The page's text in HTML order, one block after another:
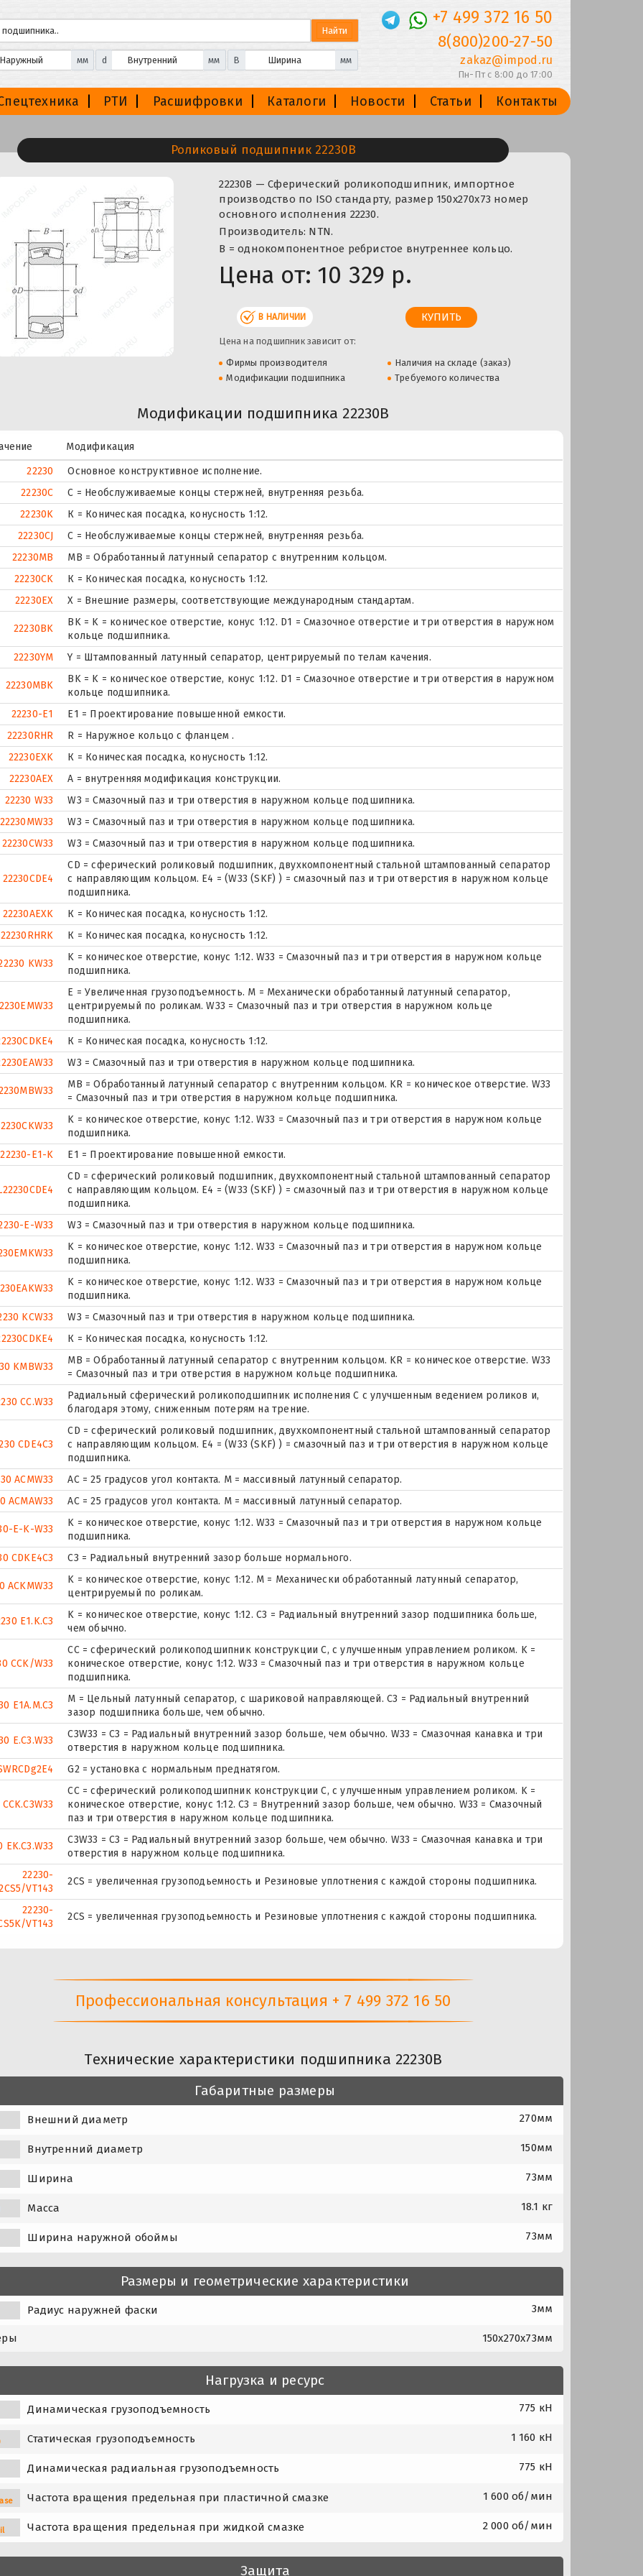
мм d мм B мм
+7 499 372 16 50
8(800)200-27-50
zakaz@impod.ru
Пн-Пт с 8:00 до 17:00
РТИ Расшифровки Каталоги Новости Статьи Контакты
Роликовый подшипник 22230B
22230B — Сферический роликоподшипник, импортное
производство по ISO стандарту, размер 150x270x73 номер
основного исполнения 22230.
Производитель: NTN.
B = однокомпонентное ребристое внутреннее кольцо.
Цена от: 10 329 р.
В НАЛИЧИИ
Цена на подшипник зависит от:
Фирмы производителя
Наличия на складе (заказ)
Модификации подшипника
Требуемого количества
Модификации подшипника 22230B
Модификация
22230
Основное конструктивное исполнение.
22230C
С = Необслуживаемые концы стержней, внутренняя резьба.
22230K
К = Коническая посадка, конусность 1:12.
22230CJ
С = Необслуживаемые концы стержней, внутренняя резьба.
22230MB
MB = Обработанный латунный сепаратор с внутренним кольцом.
22230CK
К = Коническая посадка, конусность 1:12.
22230EX
X = Внешние размеры, соответствующие международным стандартам.
22230BK
BK = K = коническое отверстие, конус 1:12. D1 = Смазочное отверстие и три отверстия в наружном
кольце подшипника.
22230YM
Y = Штампованный латунный сепаратор, центрируемый по телам качения.
22230MBK
BK = K = коническое отверстие, конус 1:12. D1 = Смазочное отверстие и три отверстия в наружном
кольце подшипника.
22230-E1
E1 = Проектирование повышенной емкости.
22230RHR
R = Наружное кольцо с фланцем .
22230EXK
К = Коническая посадка, конусность 1:12.
22230AEX
A = внутренняя модификация конструкции.
22230 W33
W3 = Смазочный паз и три отверстия в наружном кольце подшипника.
22230MW33
W3 = Смазочный паз и три отверстия в наружном кольце подшипника.
22230CW33
W3 = Смазочный паз и три отверстия в наружном кольце подшипника.
22230CDE4
CD = сферический роликовый подшипник, двухкомпонентный стальной штампованный сепаратор
с направляющим кольцом. E4 = (W33 (SKF) ) = смазочный паз и три отверстия в наружном кольце
подшипника.
22230AEXK
К = Коническая посадка, конусность 1:12.
22230RHRK
К = Коническая посадка, конусность 1:12.
KW33
K = коническое отверстие, конус 1:12. W33 = Смазочный паз и три отверстия в наружном кольце
подшипника.
E = Увеличенная грузоподъемность. М = Механически обработанный латунный сепаратор,
центрируемый по роликам. W33 = Смазочный паз и три отверстия в наружном кольце
подшипника.
К = Коническая посадка, конусность 1:12.
W3 = Смазочный паз и три отверстия в наружном кольце подшипника.
MB = Обработанный латунный сепаратор с внутренним кольцом. KR = коническое отверстие. W33
= Смазочный паз и три отверстия в наружном кольце подшипника.
K = коническое отверстие, конус 1:12. W33 = Смазочный паз и три отверстия в наружном кольце
подшипника.
22230-E1-K
E1 = Проектирование повышенной емкости.
CD = сферический роликовый подшипник, двухкомпонентный стальной штампованный сепаратор
с направляющим кольцом. E4 = (W33 (SKF) ) = смазочный паз и три отверстия в наружном кольце
подшипника.
E-W33
W3 = Смазочный паз и три отверстия в наружном кольце подшипника.
K = коническое отверстие, конус 1:12. W33 = Смазочный паз и три отверстия в наружном кольце
подшипника.
K = коническое отверстие, конус 1:12. W33 = Смазочный паз и три отверстия в наружном кольце
подшипника.
KCW33
W3 = Смазочный паз и три отверстия в наружном кольце подшипника.
К = Коническая посадка, конусность 1:12.
KMBW33
MB = Обработанный латунный сепаратор с внутренним кольцом. KR = коническое отверстие. W33
= Смазочный паз и три отверстия в наружном кольце подшипника.
CC.W33
Радиальный сферический роликоподшипник исполнения С с улучшенным ведением роликов и,
благодаря этому, сниженным потерям на трение.
CDE4C3
CD = сферический роликовый подшипник, двухкомпонентный стальной штампованный сепаратор
с направляющим кольцом. E4 = (W33 (SKF) ) = смазочный паз и три отверстия в наружном кольце
подшипника.
ACMW33
AC = 25 градусов угол контакта. M = массивный латунный сепаратор.
ACMAW33
AC = 25 градусов угол контакта. M = массивный латунный сепаратор.
E-K-W33
K = коническое отверстие, конус 1:12. W33 = Смазочный паз и три отверстия в наружном кольце
подшипника.
CDKE4C3
C3 = Радиальный внутренний зазор больше нормального.
ACKMW33
K = коническое отверстие, конус 1:12. М = Механически обработанный латунный сепаратор,
центрируемый по роликам.
E1.K.C3
K = коническое отверстие, конус 1:12. C3 = Радиальный внутренний зазор подшипника больше,
чем обычно.
CCK/W33
CC = сферический роликоподшипник конструкции C, с улучшенным управлением роликом. K =
коническое отверстие, конус 1:12. W33 = Смазочный паз и три отверстия в наружном кольце
подшипника.
E1A.M.C3
M = Цельный латунный сепаратор, с шариковой направляющей. C3 = Радиальный внутренний
зазор подшипника больше, чем обычно.
E.C3.W33
C3W33 = C3 = Радиальный внутренний зазор больше, чем обычно. W33 = Смазочная канавка и три
отверстия в наружном кольце подшипника.
G2 = установка с нормальным преднатягом.
CC = сферический роликоподшипник конструкции C, с улучшенным управлением роликом. K =
коническое отверстие, конус 1:12. C3 = Внутренний зазор больше, чем обычно. W33 = Смазочный
паз и три отверстия в наружном кольце подшипника.
EK.C3.W33
C3W33 = C3 = Радиальный внутренний зазор больше, чем обычно. W33 = Смазочная канавка и три
отверстия в наружном кольце подшипника.
22230-
VT143
2CS = увеличенная грузоподьемность и Резиновые уплотнения с каждой стороны подшипника.
22230-
VT143
2CS = увеличенная грузоподьемность и Резиновые уплотнения с каждой стороны подшипника.
Профессиональная консультация + 7 499 372 16 50
Технические характеристики подшипника 22230B
Габаритные размеры
Внешний диаметр 270мм
Внутренний диаметр 150мм
Ширина 73мм
Масса 18.1 кг
Ширина наружной обоймы 73мм
Размеры и геометрические характеристики
Радиус наружней фаски 3мм
150x270x73мм
Нагрузка и ресурс
Динамическая грузоподъемность 775 кН
Статическая грузоподъемность 1 160 кН
Динамическая радиальная грузоподъемность 775 кН
Частота вращения предельная при пластичной смазке 1 600 об/мин
Частота вращения предельная при жидкой смазке 2 000 об/мин
Защита